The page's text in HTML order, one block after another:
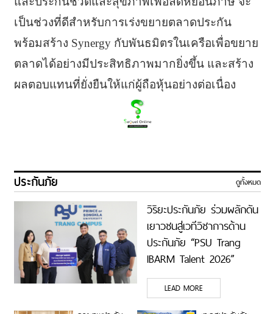
เป็นช่วงที่ดีสำหรับการเร่งขยายตลาดประกัน
พร้อมสร้าง Synergy กับพันธมิตรในเครือเพื่อขยาย
ตลาดได้อย่างมีประสิทธิภาพมากยิ่งขึ้น และสร้าง
ผลตอบแทนที่ยั่งยืนให้แก่ผู้ถือหุ้นอย่างต่อเนื่อง
ประกันภัย ดูทั้งหมด
วิริยะประกันภัย ร่วมผลักดัน
เยาวชนสู่เวทีวิชาการด้าน
ประกันภัย “PSU Trang
IBARM Talent 2026”
ม.อ.ตรัง
LEAD MORE